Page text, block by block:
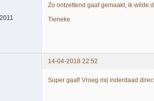
Zo ontzettend gaaf gemaakt, ik wilde
Tieneke
14-04-2018 22:52
Super gaaf! Vroeg mij inderdaad